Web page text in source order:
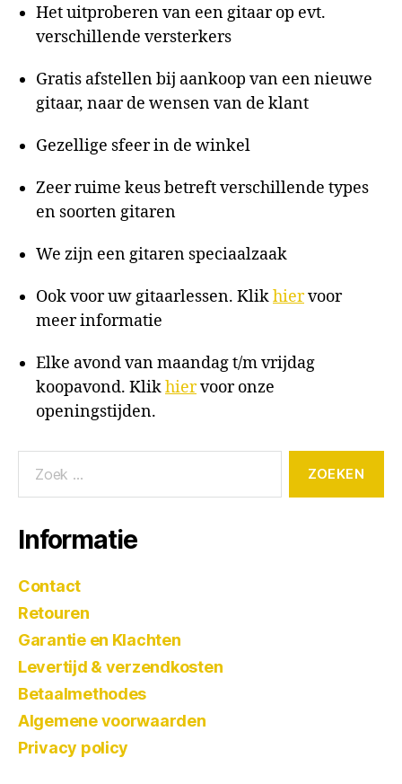
Het uitproberen van een gitaar op evt.
verschillende versterkers
Gratis afstellen bij aankoop van een nieuwe
gitaar, naar de wensen van de klant
Gezellige sfeer in de winkel
Zeer ruime keus betreft verschillende types
en soorten gitaren
We zijn een gitaren speciaalzaak
Ook voor uw gitaarlessen. Klikhiervoor
meer informatie
Elke avond van maandag t/m vrijdag
koopavond. Klikhiervoor onze
openingstijden.
Informatie
Contact
Retouren
Garantie en Klachten
Levertijd & verzendkosten
Betaalmethodes
Algemene voorwaarden
Privacy policy